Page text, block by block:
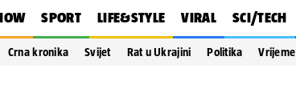
SPORT LIFE&STYLE VIRAL SCI/TECH
Crna kronika Svijet Rat u Ukrajini Politika Vrijeme